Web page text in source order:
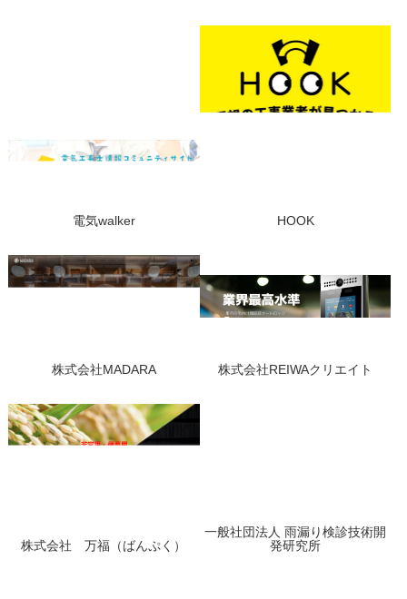
電気walker HOOK
株式会社MADARA 株式会社REIWAクリエイト
株式会社 万福（ばんぷく）
一般社団法人 雨漏り検診技術開
発研究所